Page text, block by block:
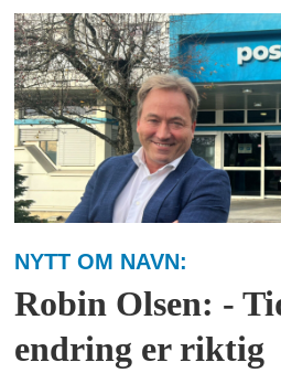
NYTT OM NAVN:
Robin Olsen: -
endring er riktig